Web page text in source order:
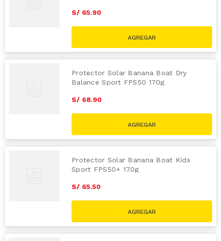
S/ 65.90
Protector Solar Banana Boat Dry
Balance Sport FPS50 170g
S/ 68.90
Protector Solar Banana Boat Kids
Sport FPS50+ 170g
S/ 65.50